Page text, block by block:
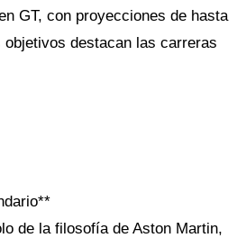
GT, con proyecciones de hasta
destacan las carreras
de la filosofía de Aston Martin,